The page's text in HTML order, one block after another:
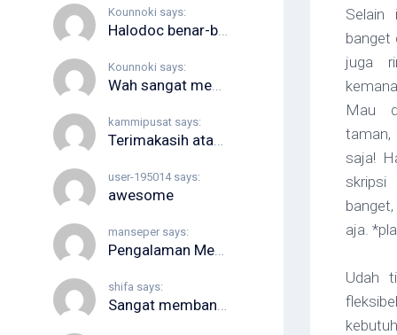
Kounnoki says:
Halodoc benar-benar sangat membantu. Waktu anak saya terkena DBD, banyak rumah...
Kounnoki says:
Wah sangat membantu sekali ini artikel ini, kebetulan saya lagi cari...
kammipusat says:
Terimakasih atas rekomendasi aplikasinya, semoga website kamu semakin berkembang dan terus...
user-195014 says:
awesome
manseper says:
Pengalaman Menggunakan La Roche Posay Cicaplast Baume B5+​​ Tekstur wajah pun...
shifa says:
Sangat membantu! Panduan “Cara konsultasi di Halodoc” ini jelas dan ringkas...
banget
juga
Mau
taman,
saja!
aja.
Udah